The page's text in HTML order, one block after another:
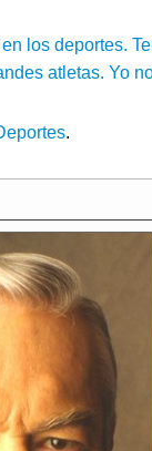
los deportes.
atletas. Yo
.